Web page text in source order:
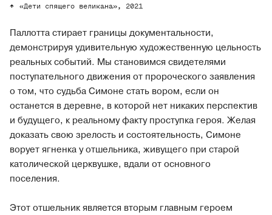
«Дети спящего великана», 2021
Паллотта стирает границы документальности,
демонстрируя удивительную художественную цельность
реальных событий. Мы становимся свидетелями
поступательного движения от пророческого заявления
о том, что судьба Симоне стать вором, если он
останется в деревне, в которой нет никаких перспектив
и будущего, к реальному факту проступка героя. Желая
доказать свою зрелость и состоятельность, Симоне
ворует ягненка у отшельника, живущего при старой
католической церквушке, вдали от основного
поселения.
Этот отшельник является вторым главным героем